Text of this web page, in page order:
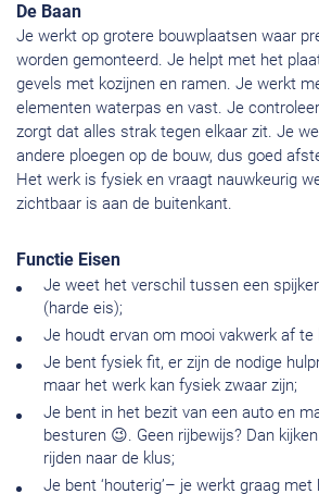
De Baan
Je werkt op grotere bouwplaatsen waar
worden gemonteerd. Je helpt met het
gevels met kozijnen en ramen. Je werkt
elementen waterpas en vast. Je
zorgt dat alles strak tegen elkaar zit. Je
andere ploegen op de bouw, dus goed
Het werk is fysiek en vraagt nauwkeurig
zichtbaar is aan de buitenkant.
Functie Eisen
Je weet het verschil tussen een
(harde eis);
Je houdt ervan om mooi vakwerk af te
Je bent fysiek fit, er zijn de nodige
maar het werk kan fysiek zwaar zijn;
Je bent in het bezit van een auto en
besturen 😉. Geen rijbewijs? Dan
rijden naar de klus;
Je bent ‘houterig’– je werkt graag met